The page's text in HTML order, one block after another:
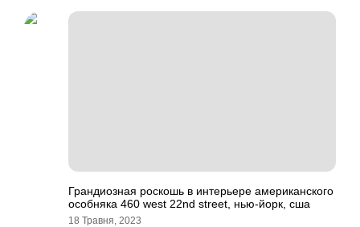
Грандиозная роскошь в интерьере американского
особняка 460 west 22nd street, нью-йорк, сша
18 Травня, 2023